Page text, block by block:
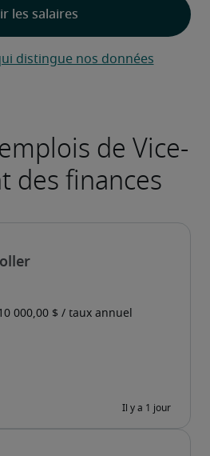
distingue nos données